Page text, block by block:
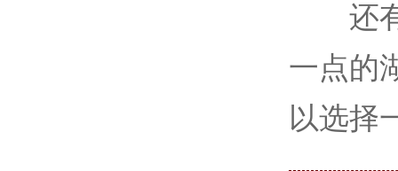
还有
一点的
以选择